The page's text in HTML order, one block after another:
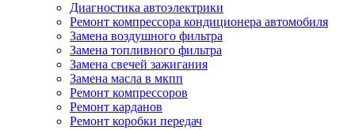
Диагностика автоэлектрики
Ремонт компрессора кондиционера автомобиля
Замена воздушного фильтра
Замена топливного фильтра
Замена свечей зажигания
Замена масла в мкпп
Ремонт компрессоров
Ремонт карданов
Ремонт коробки передач